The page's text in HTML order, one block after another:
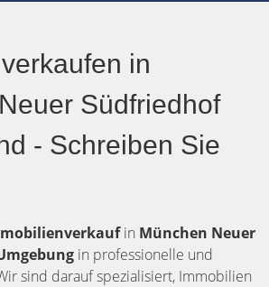
in
Südfriedhof
- Schreiben Sie
in München Neuer
in professionelle und
sind darauf spezialisiert, Immobilien